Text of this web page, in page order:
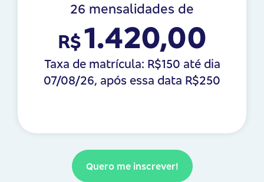
26 mensalidades de
R$1.420,00
Taxa de matrícula: R$150 até dia
07/08/26, após essa data R$250
Quero me inscrever!